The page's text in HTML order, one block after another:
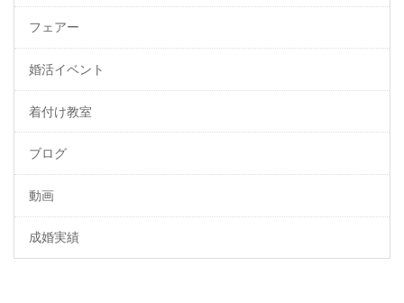
フェアー
婚活イベント
着付け教室
ブログ
動画
成婚実績